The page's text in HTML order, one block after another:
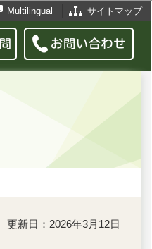
Multilingual サイトマップ
更新日：2026年3月12日